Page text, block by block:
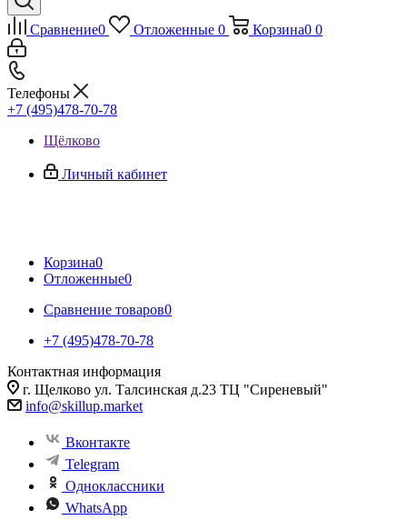
Сравнение0 Отложенные 0 Корзина0 0
Телефоны
+7 (495)478-70-78
Щёлково
Личный кабинет
Корзина0
Отложенные0
Сравнение товаров0
+7 (495)478-70-78
Контактная информация
г. Щелково ул. Талсинская д.23 ТЦ "Сиреневый"
info@skillup.market
Вконтакте
Telegram
Одноклассники
WhatsApp